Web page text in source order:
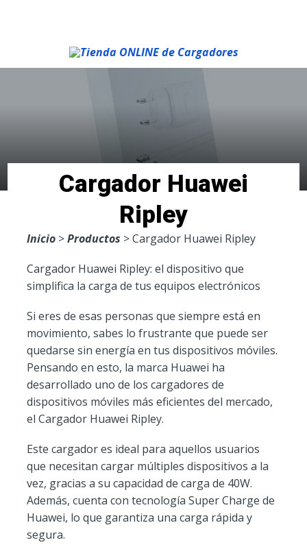
Cargador Huawei
Ripley
Inicio>Productos > Cargador Huawei Ripley
Cargador Huawei Ripley: el dispositivo que
simplifica la carga de tus equipos electrónicos
Si eres de esas personas que siempre está en
movimiento, sabes lo frustrante que puede ser
quedarse sin energía en tus dispositivos móviles.
Pensando en esto, la marca Huawei ha
desarrollado uno de los cargadores de
dispositivos móviles más eficientes del mercado,
el Cargador Huawei Ripley.
Este cargador es ideal para aquellos usuarios
que necesitan cargar múltiples dispositivos a la
vez, gracias a su capacidad de carga de 40W.
Además, cuenta con tecnología Super Charge de
Huawei, lo que garantiza una carga rápida y
segura.